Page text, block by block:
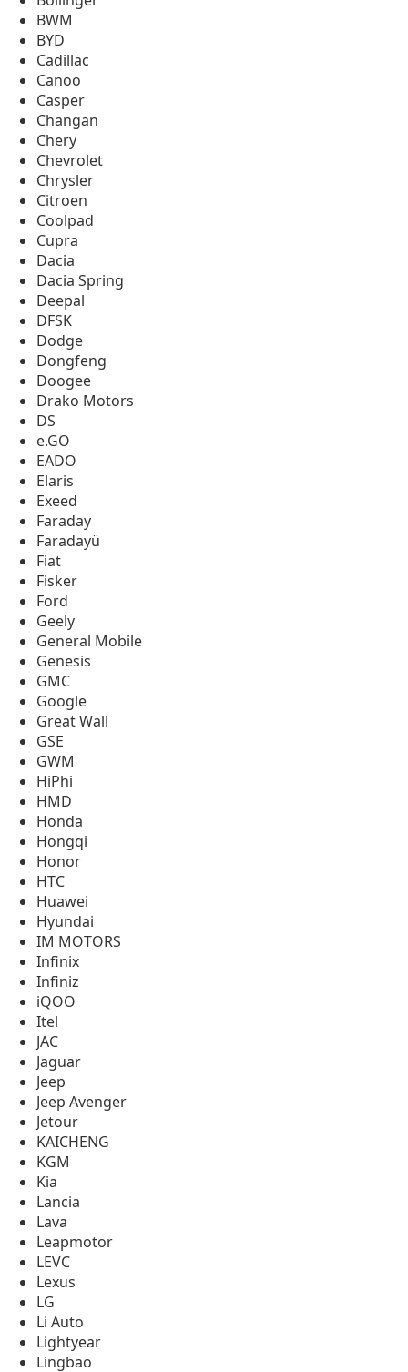
BWM
BYD
Cadillac
Canoo
Casper
Changan
Chery
Chevrolet
Chrysler
Citroen
Coolpad
Cupra
Dacia
Dacia Spring
Deepal
DFSK
Dodge
Dongfeng
Doogee
Drako Motors
DS
e.GO
EADO
Elaris
Exeed
Faraday
Faradayü
Fiat
Fisker
Ford
Geely
General Mobile
Genesis
GMC
Google
Great Wall
GSE
GWM
HiPhi
HMD
Honda
Hongqi
Honor
HTC
Huawei
Hyundai
IM MOTORS
Infinix
Infiniz
iQOO
Itel
JAC
Jaguar
Jeep
Jeep Avenger
Jetour
KAICHENG
KGM
Kia
Lancia
Lava
Leapmotor
LEVC
Lexus
LG
Li Auto
Lightyear
Lingbao